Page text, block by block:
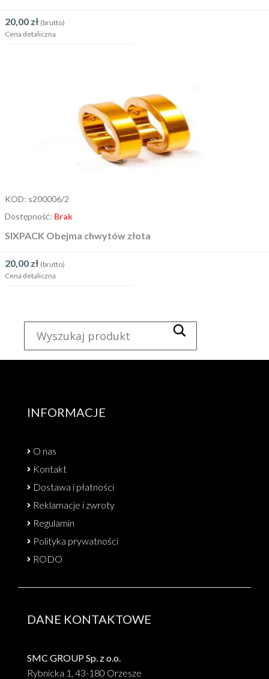
20,00 zł (brutto)
Cena detaliczna
KOD: s200006/2
Dostępność: Brak
SIXPACK Obejma chwytów złota
20,00 zł (brutto)
Cena detaliczna
INFORMACJE
O nas
Kontakt
Dostawa i płatności
Reklamacje i zwroty
Regulamin
Polityka prywatności
RODO
DANE KONTAKTOWE
SMC GROUP Sp. z o.o.
Rybnicka 1, 43-180 Orzesze